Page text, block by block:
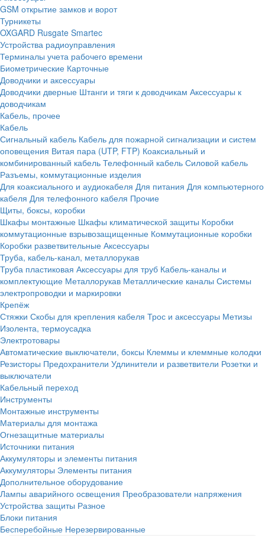
GSM открытие замков и ворот
Турникеты
OXGARD Rusgate Smartec
Устройства радиоуправления
Терминалы учета рабочего времени
Биометрические Карточные
Доводчики и аксессуары
Доводчики дверные Штанги и тяги к доводчикам Аксессуары к
доводчикам
Кабель, прочее
Кабель
Сигнальный кабель Кабель для пожарной сигнализации и систем
оповещения Витая пара (UTP, FTP) Коаксиальный и
комбинированный кабель Телефонный кабель Силовой кабель
Разъемы, коммутационные изделия
Для коаксиального и аудиокабеля Для питания Для компьютерного
кабеля Для телефонного кабеля Прочие
Щиты, боксы, коробки
Шкафы монтажные Шкафы климатической защиты Коробки
коммутационные взрывозащищенные Коммутационные коробки
Коробки разветвительные Аксессуары
Труба, кабель-канал, металлорукав
Труба пластиковая Аксессуары для труб Кабель-каналы и
комплектующие Металлорукав Металлические каналы Системы
электропроводки и маркировки
Крепёж
Стяжки Скобы для крепления кабеля Трос и аксессуары Метизы
Изолента, термоусадка
Электротовары
Автоматические выключатели, боксы Клеммы и клеммные колодки
Резисторы Предохранители Удлинители и разветвители Розетки и
выключатели
Кабельный переход
Инструменты
Монтажные инструменты
Материалы для монтажа
Огнезащитные материалы
Источники питания
Аккумуляторы и элементы питания
Аккумуляторы Элементы питания
Дополнительное оборудование
Лампы аварийного освещения Преобразователи напряжения
Устройства защиты Разное
Блоки питания
Бесперебойные Нерезервированные